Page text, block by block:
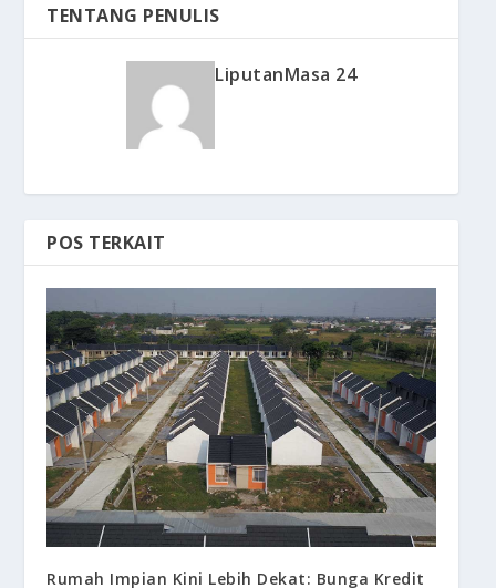
TENTANG PENULIS
LiputanMasa 24
POS TERKAIT
Rumah Impian Kini Lebih Dekat: Bunga Kredit